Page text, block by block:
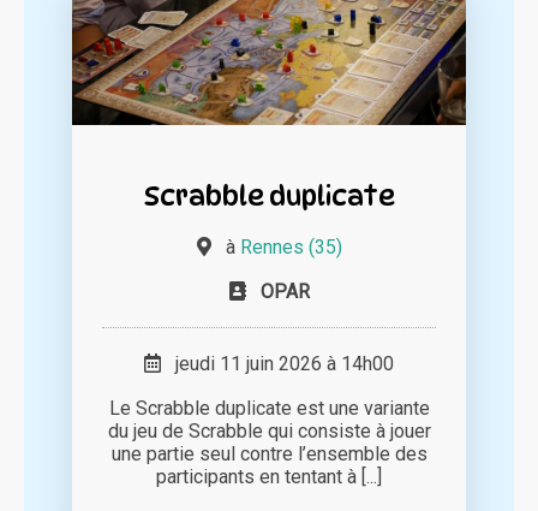
Scrabble duplicate
à Rennes (35)
OPAR
jeudi 11 juin 2026 à 14h00
Le Scrabble duplicate est une variante
du jeu de Scrabble qui consiste à jouer
une partie seul contre l’ensemble des
participants en tentant à [...]